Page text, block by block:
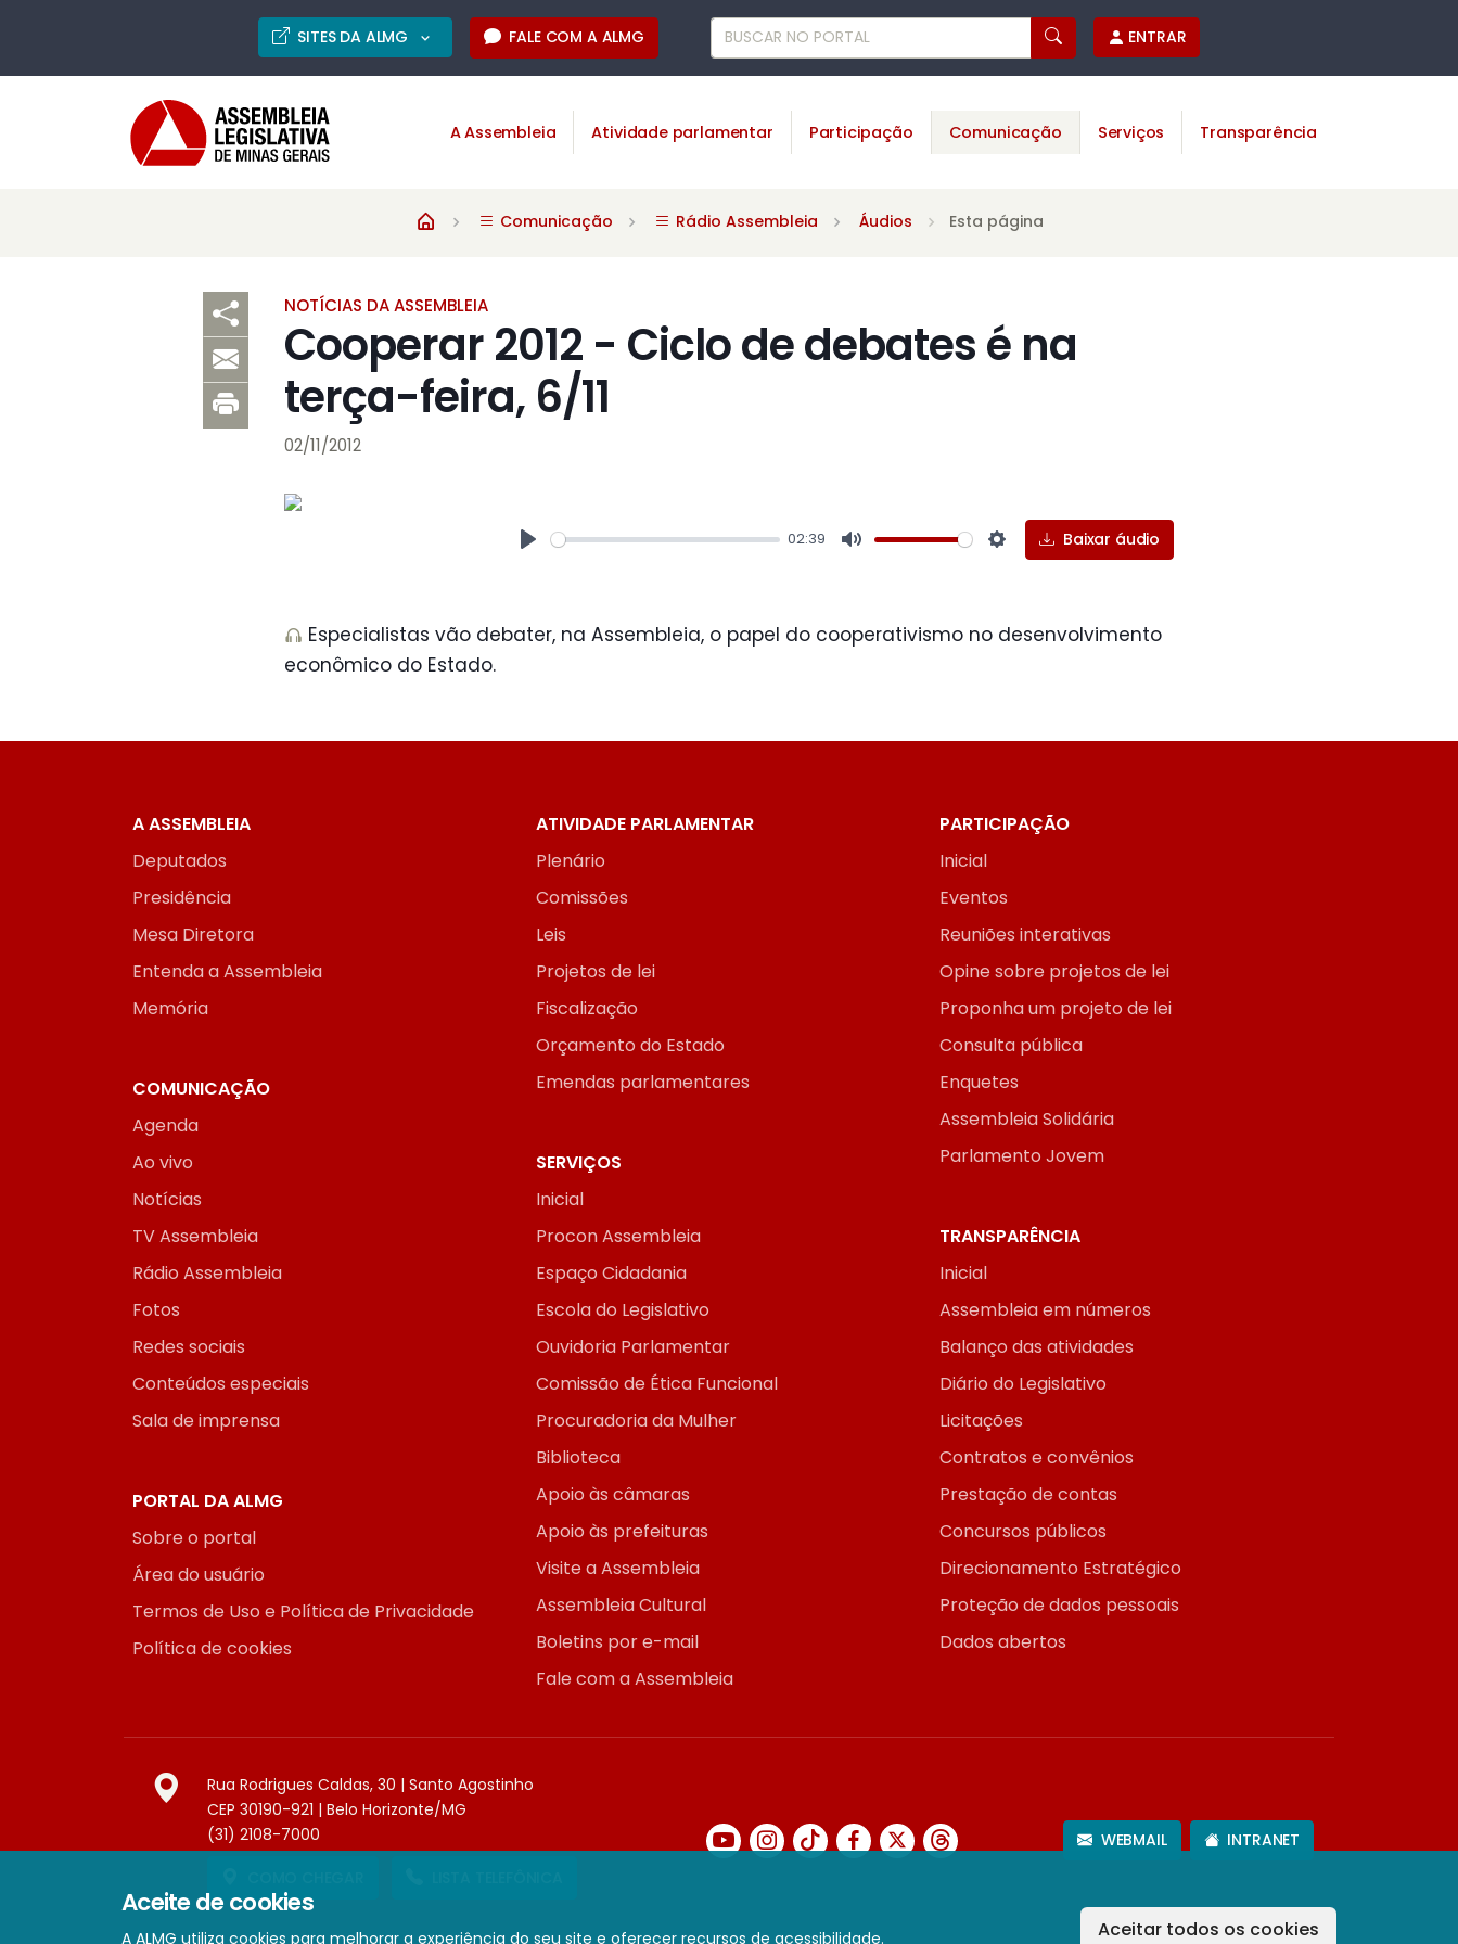
Aceite de cookies
A ALMG utiliza cookies para melhorar a experiência do seu site e oferecer recursos de acessibilidade. Aceitar todos os cookies
SITES DA ALMG FALE COM A ALMG ENTRAR
A Assembleia Atividade parlamentar Participação Comunicação Serviços Transparência
Comunicação Rádio Assembleia Áudios Esta página
NOTÍCIAS DA ASSEMBLEIA
Cooperar 2012 - Ciclo de debates é na
terça-feira, 6/11
02/11/2012
02:39
Settings
Baixar áudio
Especialistas vão debater, na Assembleia, o papel do cooperativismo no desenvolvimento
econômico do Estado.
A ASSEMBLEIA
Deputados
Presidência
Mesa Diretora
Entenda a Assembleia
Memória
ATIVIDADE PARLAMENTAR
Plenário
Comissões
Leis
Projetos de lei
Fiscalização
Orçamento do Estado
Emendas parlamentares
PARTICIPAÇÃO
Inicial
Eventos
Reuniões interativas
Opine sobre projetos de lei
Proponha um projeto de lei
Consulta pública
Enquetes
Assembleia Solidária
Parlamento Jovem
COMUNICAÇÃO
Agenda
Ao vivo
Notícias
TV Assembleia
Rádio Assembleia
Fotos
Redes sociais
Conteúdos especiais
Sala de imprensa
SERVIÇOS
Inicial
Procon Assembleia
Espaço Cidadania
Escola do Legislativo
Ouvidoria Parlamentar
Comissão de Ética Funcional
Procuradoria da Mulher
Biblioteca
Apoio às câmaras
Apoio às prefeituras
Visite a Assembleia
Assembleia Cultural
Boletins por e-mail
Fale com a Assembleia
TRANSPARÊNCIA
Inicial
Assembleia em números
Balanço das atividades
Diário do Legislativo
Licitações
Contratos e convênios
Prestação de contas
Concursos públicos
Direcionamento Estratégico
Proteção de dados pessoais
Dados abertos
PORTAL DA ALMG
Sobre o portal
Área do usuário
Termos de Uso e Política de Privacidade
Política de cookies
Rua Rodrigues Caldas, 30 | Santo Agostinho
CEP 30190-921 | Belo Horizonte/MG
(31) 2108-7000
WEBMAIL INTRANET